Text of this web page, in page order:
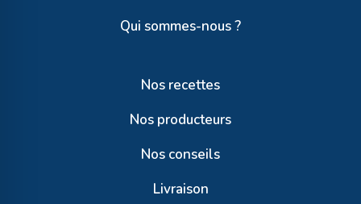
Qui sommes-nous ?
Nos recettes
Nos producteurs
Nos conseils
Livraison